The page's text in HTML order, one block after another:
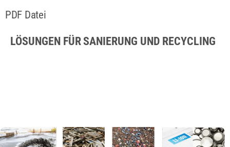
PDF Datei
LÖSUNGEN FÜR SANIERUNG UND RECYCLING